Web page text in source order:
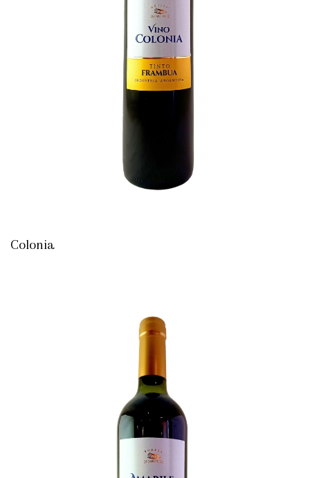
Colonia